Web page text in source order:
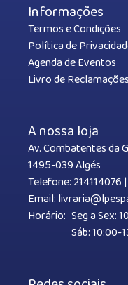
Informações
Termos e Condições
Política de
Agenda de Eventos
Livro de Reclamações
A nossa loja
Av. Combatentes da
1495-039 Algés
Telefone: 214114076 |
Email:
Horário: Seg a Sex:
Sáb: 10:00-